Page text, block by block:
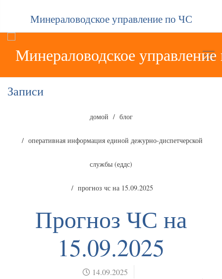
Минераловодское управление по ЧС
Записи
домой блог
оперативная информация единой дежурно-диспетчерской
службы (еддс)
прогноз чс на 15.09.2025
Прогноз ЧС на
15.09.2025
14.09.2025